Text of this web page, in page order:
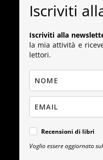
Iscriviti
Iscriviti alla
la mia attività e
lettori.
Recensioni di libri
Voglio essere aggiornato